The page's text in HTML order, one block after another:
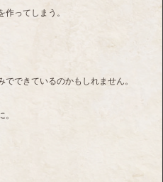
ってしまう。
できているのかもしれません。